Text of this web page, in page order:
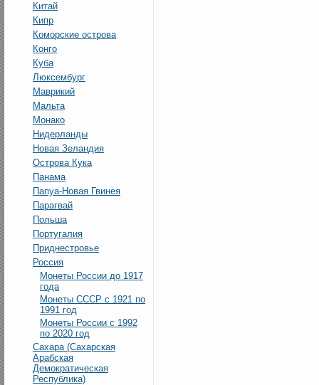
Китай
Кипр
Коморские острова
Конго
Куба
Люксембург
Маврикий
Мальта
Монако
Нидерланды
Новая Зеландия
Острова Кука
Панама
Папуа-Новая Гвинея
Парагвай
Польша
Португалия
Приднестровье
Россия
Монеты России до 1917
года
Монеты СССР с 1921 по
1991 год
Монеты России с 1992
по 2020 год
Сахара (Сахарская
Арабская
Демократическая
Республика)